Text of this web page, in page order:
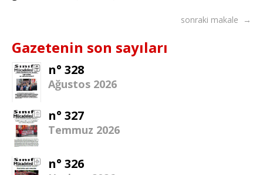
sonraki makale →
Gazetenin son sayıları
n° 328
Ağustos 2026
n° 327
Temmuz 2026
n° 326